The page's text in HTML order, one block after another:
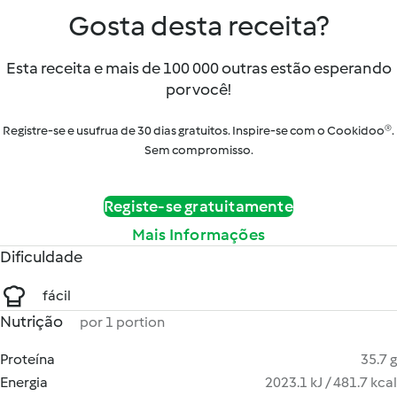
Gosta desta receita?
Esta receita e mais de 100 000 outras estão esperando
por você!
Registre-se e usufrua de 30 dias gratuitos. Inspire-se com o Cookidoo®.
Sem compromisso.
Registe-se gratuitamente
Mais Informações
Dificuldade
fácil
Nutrição por 1 portion
Proteína
35.7 g
Energia
2023.1 kJ / 481.7 kcal